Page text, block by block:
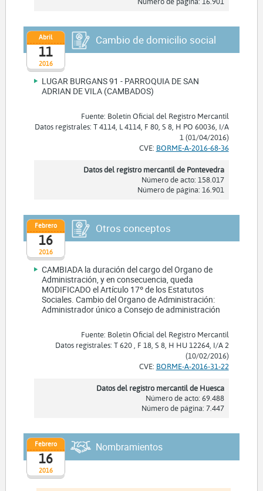
2016
Abril
11
Cambio de domicilio social
LUGAR BURGANS 91 - PARROQUIA DE SAN
ADRIAN DE VILA (CAMBADOS)
Fuente: Boletín Oficial del Registro Mercantil
Datos registrales: T 4114, L 4114, F 80, S 8, H PO 60036, I/A
1 (01/04/2016)
CVE: BORME-A-2016-68-36
Datos del registro mercantil de Pontevedra
Número de acto: 158.017
Número de página: 16.901
2016
Febrero
16
Otros conceptos
CAMBIADA la duración del cargo del Organo de
Administración, y en consecuencia, queda
MODIFICADO el Artículo 17º de los Estatutos
Sociales. Cambio del Organo de Administración:
Administrador único a Consejo de administración
Fuente: Boletín Oficial del Registro Mercantil
Datos registrales: T 620 , F 18, S 8, H HU 12264, I/A 2
(10/02/2016)
CVE: BORME-A-2016-31-22
Datos del registro mercantil de Huesca
Número de acto: 69.488
Número de página: 7.447
2016
Febrero
16
Nombramientos